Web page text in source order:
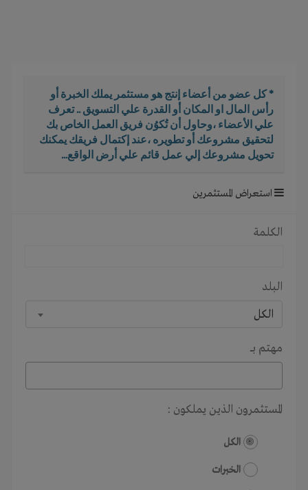
* كل عضو من أعضاء إنتج هو مستثمر يملك الخبرة أو
رأس المال او المكان أو القدرة علي التسويق .. تعرف
علي الأعضاء ،وحاول أن تُكوُن فريق العمل الخاص بك
لتحقيق مشروعك أو تطويره ،عند إكتمال فريقك يمكنك
تحويل مشروعك إلي عمل قائم علي أرض الواقع...
استعراض المستثمرين
الكلمة
البلد
الكل
مهتم بـــ
المستثمرون الذين يملكون :
الكل
الخبرات